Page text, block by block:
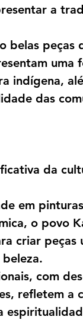
a
belas peças
uma
indígena,
das
da
em pinturas
o povo
criar peças
com
refletem a